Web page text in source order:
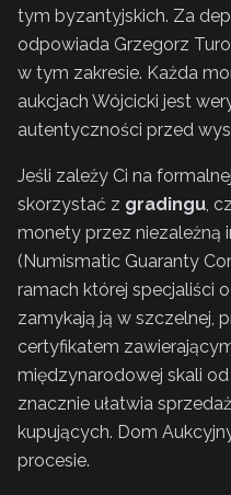
tym byzantyjskich. Za
odpowiada Grzegorz
w tym zakresie. Każda
aukcjach Wójcicki jest
autentyczności przed
Jeśli zależy Ci na
skorzystać z gradingu,
monety przez niezależną
(Numismatic Guaranty
ramach której specjaliści
zamykają ją w szczelnej,
certyfikatem
międzynarodowej skali
znacznie ułatwia
kupujących. Dom
procesie.